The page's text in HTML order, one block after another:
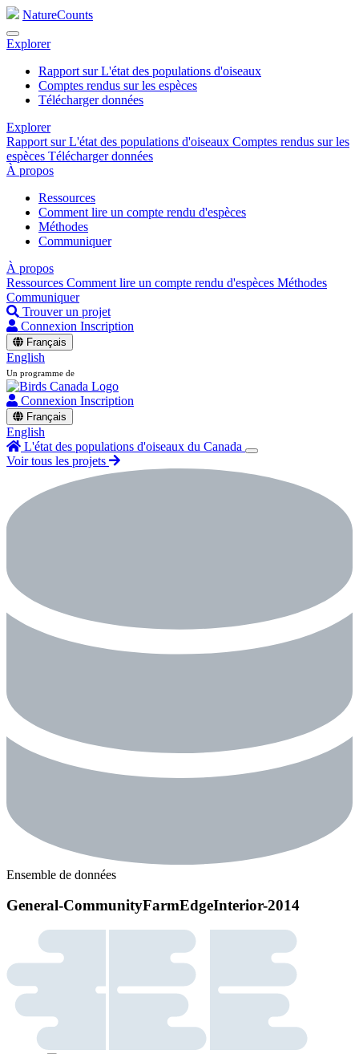
NatureCounts
Explorer
Rapport sur L'état des populations d'oiseaux
Comptes rendus sur les espèces
Télécharger données
Explorer
Rapport sur L'état des populations d'oiseaux Comptes rendus sur les
espèces Télécharger données
À propos
Ressources
Comment lire un compte rendu d'espèces
Méthodes
Communiquer
À propos
Ressources Comment lire un compte rendu d'espèces Méthodes
Communiquer
Trouver un projet
Connexion Inscription
Français
English
Un programme de
Connexion Inscription
Français
English
L'état des populations d'oiseaux du Canada
Voir tous les projets
Ensemble de données
General-CommunityFarmEdgeInterior-2014